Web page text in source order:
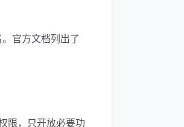
官方文档列出了
限，只开放必要功